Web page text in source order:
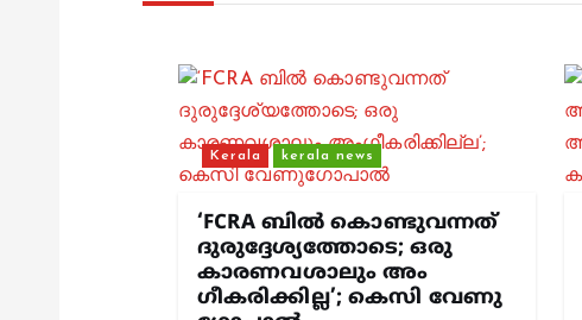
Kerala kerala news
‘FCRA ബിൽ കൊണ്ടുവന്നത്
ദുരുദ്ദേശ്യത്തോടെ; ഒരു
കാരണവശാലും അം​
ഗീകരിക്കില്ല’; കെസി വേണു​